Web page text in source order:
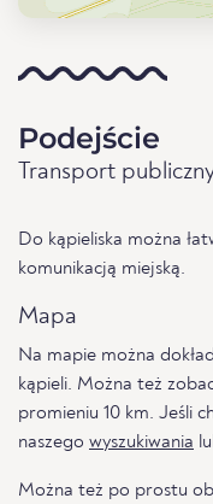
Podejście
Transport
Do kąpieliska można
komunikacją miejską.
Mapa
Na mapie można
kąpieli. Można też
promieniu 10 km. Jeśli
naszego wyszukiwania
Można też po prostu